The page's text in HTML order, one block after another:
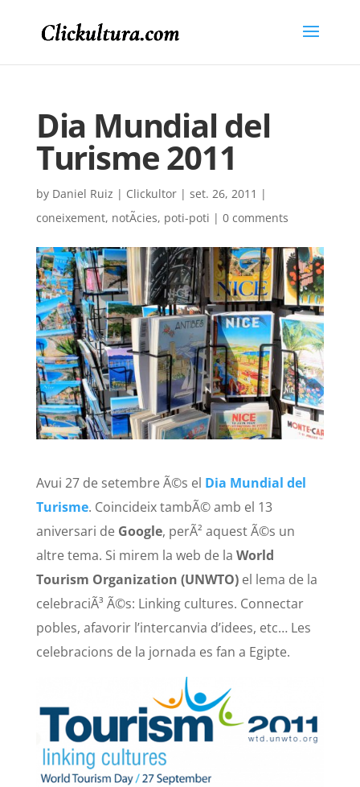
Dia Mundial del
Turisme 2011
by Daniel Ruiz | Clickultor| set. 26, 2011 |
coneixement, notÃ­cies, poti-poti | 0 comments
Avui 27 de setembre Ã©s el Dia Mundial del
Turisme. Coincideix tambÃ© amb el 13
aniversari de Google, perÃ² aquest Ã©s un
altre tema. Si mirem la web de la World
Tourism Organization (UNWTO)el lema de la
celebraciÃ³ Ã©s: Linking cultures. Connectar
pobles, afavorir l’intercanvia d’idees, etc… Les
celebracions de la jornada es fan a Egipte.